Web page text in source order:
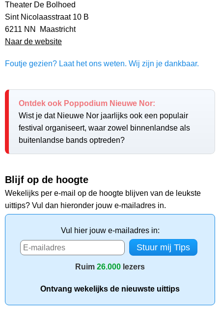
Theater De Bolhoed
Sint Nicolaasstraat 10 B
6211 NN Maastricht
Naar de website
Foutje gezien? Laat het ons weten. Wij zijn je dankbaar.
Ontdek ook Poppodium Nieuwe Nor:
Wist je dat Nieuwe Nor jaarlijks ook een populair
festival organiseert, waar zowel binnenlandse als
buitenlandse bands optreden?
Blijf op de hoogte
Wekelijks per e-mail op de hoogte blijven van de leukste
uittips? Vul dan hieronder jouw e-mailadres in.
Vul hier jouw e-mailadres in:
Ruim 26.000 lezers
Ontvang wekelijks de nieuwste uittips